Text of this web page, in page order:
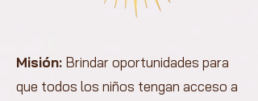
Misión: Brindar oportunidades para
que todos los niños tengan acceso a